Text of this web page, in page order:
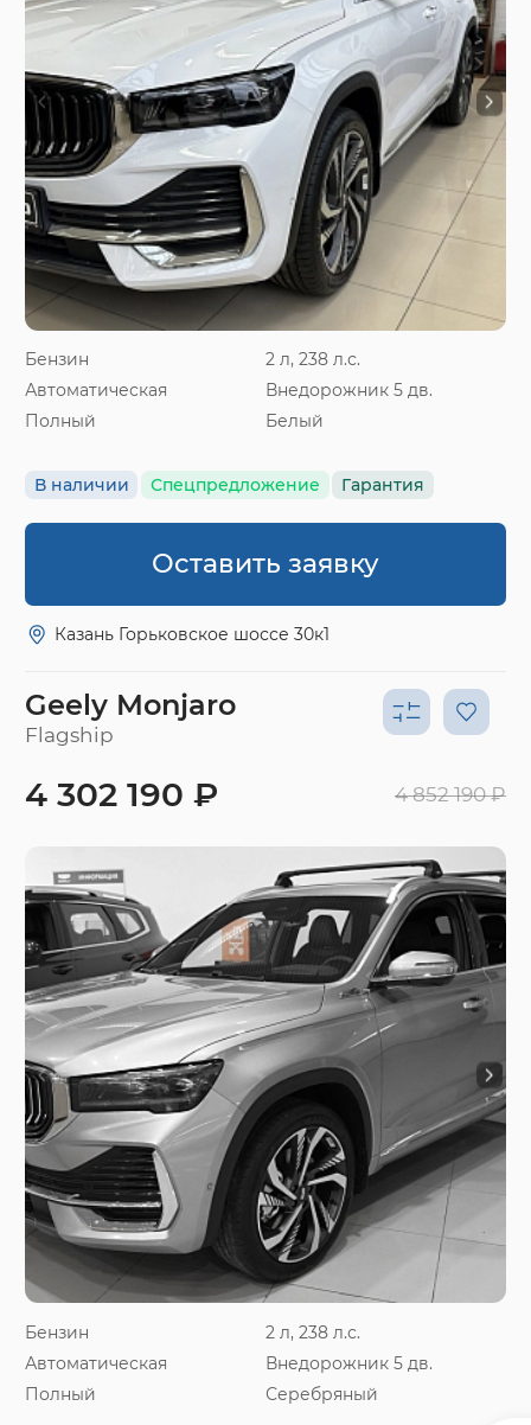
Бензин
2 л, 238 л.с.
Автоматическая
Внедорожник 5 дв.
Полный
Белый
В наличии Спецпредложение Гарантия
Оставить заявку
Казань Горьковское шоссе 30к1
Geely Monjaro
Flagship
Бензин
2 л, 238 л.с.
Автоматическая
Внедорожник 5 дв.
Полный
Серебряный
4 302 190 ₽ 4 852 190 ₽